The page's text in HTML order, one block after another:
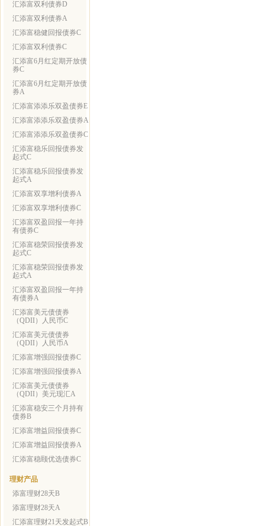
汇添富双利债券D
汇添富双利债券A
汇添富稳健回报债券C
汇添富双利债券C
汇添富6月红定期开放债
券C
汇添富6月红定期开放债
券A
汇添富添添乐双盈债券E
汇添富添添乐双盈债券A
汇添富添添乐双盈债券C
汇添富稳乐回报债券发
起式C
汇添富稳乐回报债券发
起式A
汇添富双享增利债券A
汇添富双享增利债券C
汇添富双盈回报一年持
有债券C
汇添富稳荣回报债券发
起式C
汇添富稳荣回报债券发
起式A
汇添富双盈回报一年持
有债券A
汇添富美元债债券
（QDII）人民币C
汇添富美元债债券
（QDII）人民币A
汇添富增强回报债券C
汇添富增强回报债券A
汇添富美元债债券
（QDII）美元现汇A
汇添富稳安三个月持有
债券B
汇添富增益回报债券C
汇添富增益回报债券A
汇添富稳颐优选债券C
理财产品
添富理财28天B
添富理财28天A
汇添富理财21天发起式B